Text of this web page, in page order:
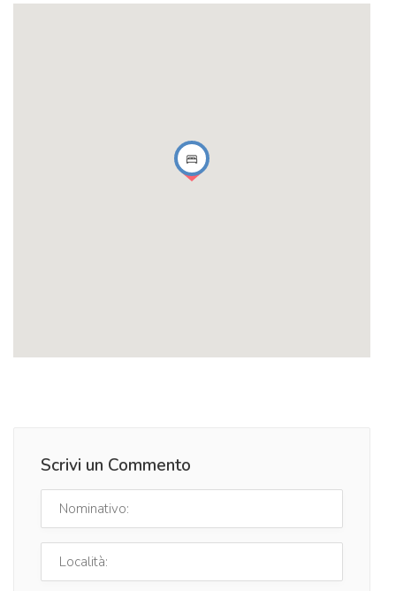
Scrivi un Commento